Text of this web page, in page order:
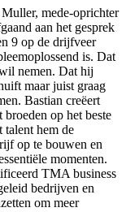
mede-oprichter
aan het gesprek
9 op de drijfveer
is. Dat
nemen. Dat hij
maar juist graag
Bastian creëert
op het beste
hem de
op te bouwen en
momenten.
TMA business
bedrijven en
om meer